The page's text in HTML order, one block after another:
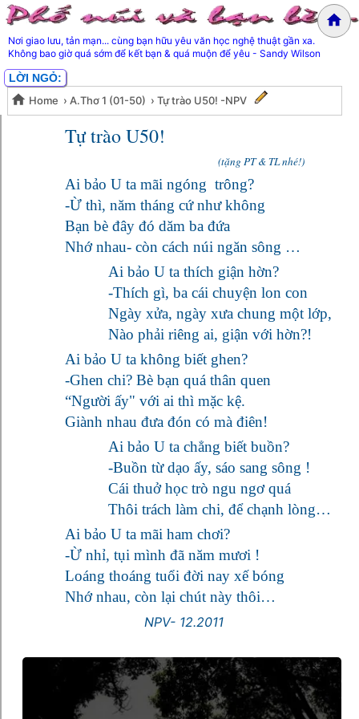
Nơi giao lưu, tản mạn... cùng bạn hữu yêu văn học nghệ thuật gần xa.
Không bao giờ quá sớm để kết bạn & quá muộn để yêu - Sandy Wilson
LỜI NGỎ:
Home › A.Thơ 1 (01-50) › Tự trào U50! -NPV
Tự trào U50! -NPV
Tự trào U50!
(tặng PT & TL nhé!)
Ai bảo U ta mãi ngóng trông?
-Ừ thì, năm tháng cứ như không
Bạn bè đây đó dăm ba đứa
Nhớ nhau- còn cách núi ngăn sông …
Ai bảo U ta thích giận hờn?
-Thích gì, ba cái chuyện lon con
Ngày xửa, ngày xưa chung một lớp,
Nào phải riêng ai, giận với hờn?!
Ai bảo U ta không biết ghen?
-Ghen chi? Bè bạn quá thân quen
“Người ấy" với ai thì mặc kệ.
Giành nhau đưa đón có mà điên!
Ai bảo U ta chẳng biết buồn?
-Buồn từ dạo ấy, sáo sang sông !
Cái thuở học trò ngu ngơ quá
Thôi trách làm chi, để chạnh lòng…
Ai bảo U ta mãi ham chơi?
-Ừ nhỉ, tụi mình đã năm mươi !
Loáng thoáng tuổi đời nay xế bóng
Nhớ nhau, còn lại chút này thôi…
NPV- 12.2011